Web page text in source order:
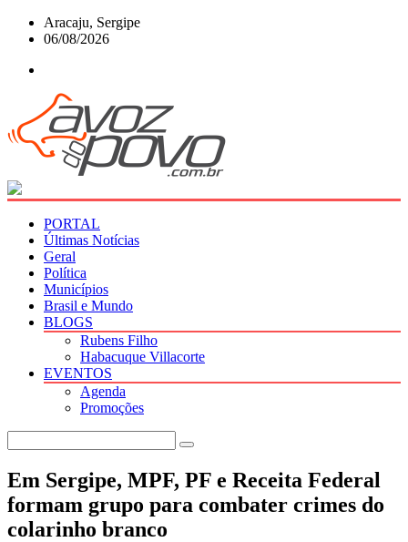
Skip
Aracaju, Sergipe
06/08/2026
PORTAL
Últimas Notícias
Geral
Política
Municípios
Brasil e Mundo
BLOGS
Rubens Filho
Habacuque Villacorte
EVENTOS
Agenda
Promoções
Em Sergipe, MPF, PF e Receita Federal
formam grupo para combater crimes do
colarinho branco